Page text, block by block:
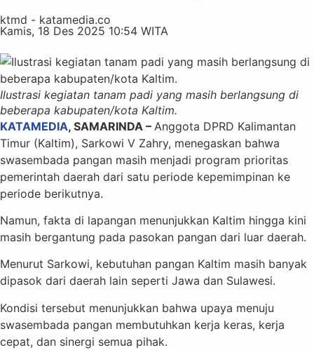
ktmd - katamedia.co
Kamis, 18 Des 2025 10:54 WITA
Ilustrasi kegiatan tanam padi yang masih berlangsung di
beberapa kabupaten/kota Kaltim.
KATAMEDIA, SAMARINDA – Anggota DPRD Kalimantan
Timur (Kaltim), Sarkowi V Zahry, menegaskan bahwa
swasembada pangan masih menjadi program prioritas
pemerintah daerah dari satu periode kepemimpinan ke
periode berikutnya.
Namun, fakta di lapangan menunjukkan Kaltim hingga kini
masih bergantung pada pasokan pangan dari luar daerah.
Menurut Sarkowi, kebutuhan pangan Kaltim masih banyak
dipasok dari daerah lain seperti Jawa dan Sulawesi.
Kondisi tersebut menunjukkan bahwa upaya menuju
swasembada pangan membutuhkan kerja keras, kerja
cepat, dan sinergi semua pihak.